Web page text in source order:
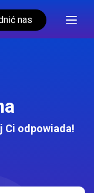
nas
Ci odpowiada!